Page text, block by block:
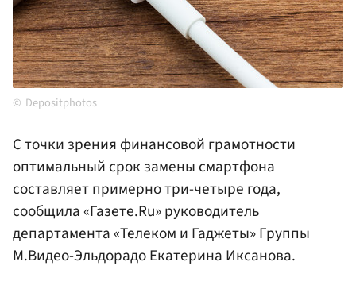
Depositphotos
С точки зрения финансовой грамотности
оптимальный срок замены смартфона
составляет примерно три-четыре года,
сообщила «Газете.Ru» руководитель
департамента «Телеком и Гаджеты» Группы
М.Видео-Эльдорадо Екатерина Иксанова.